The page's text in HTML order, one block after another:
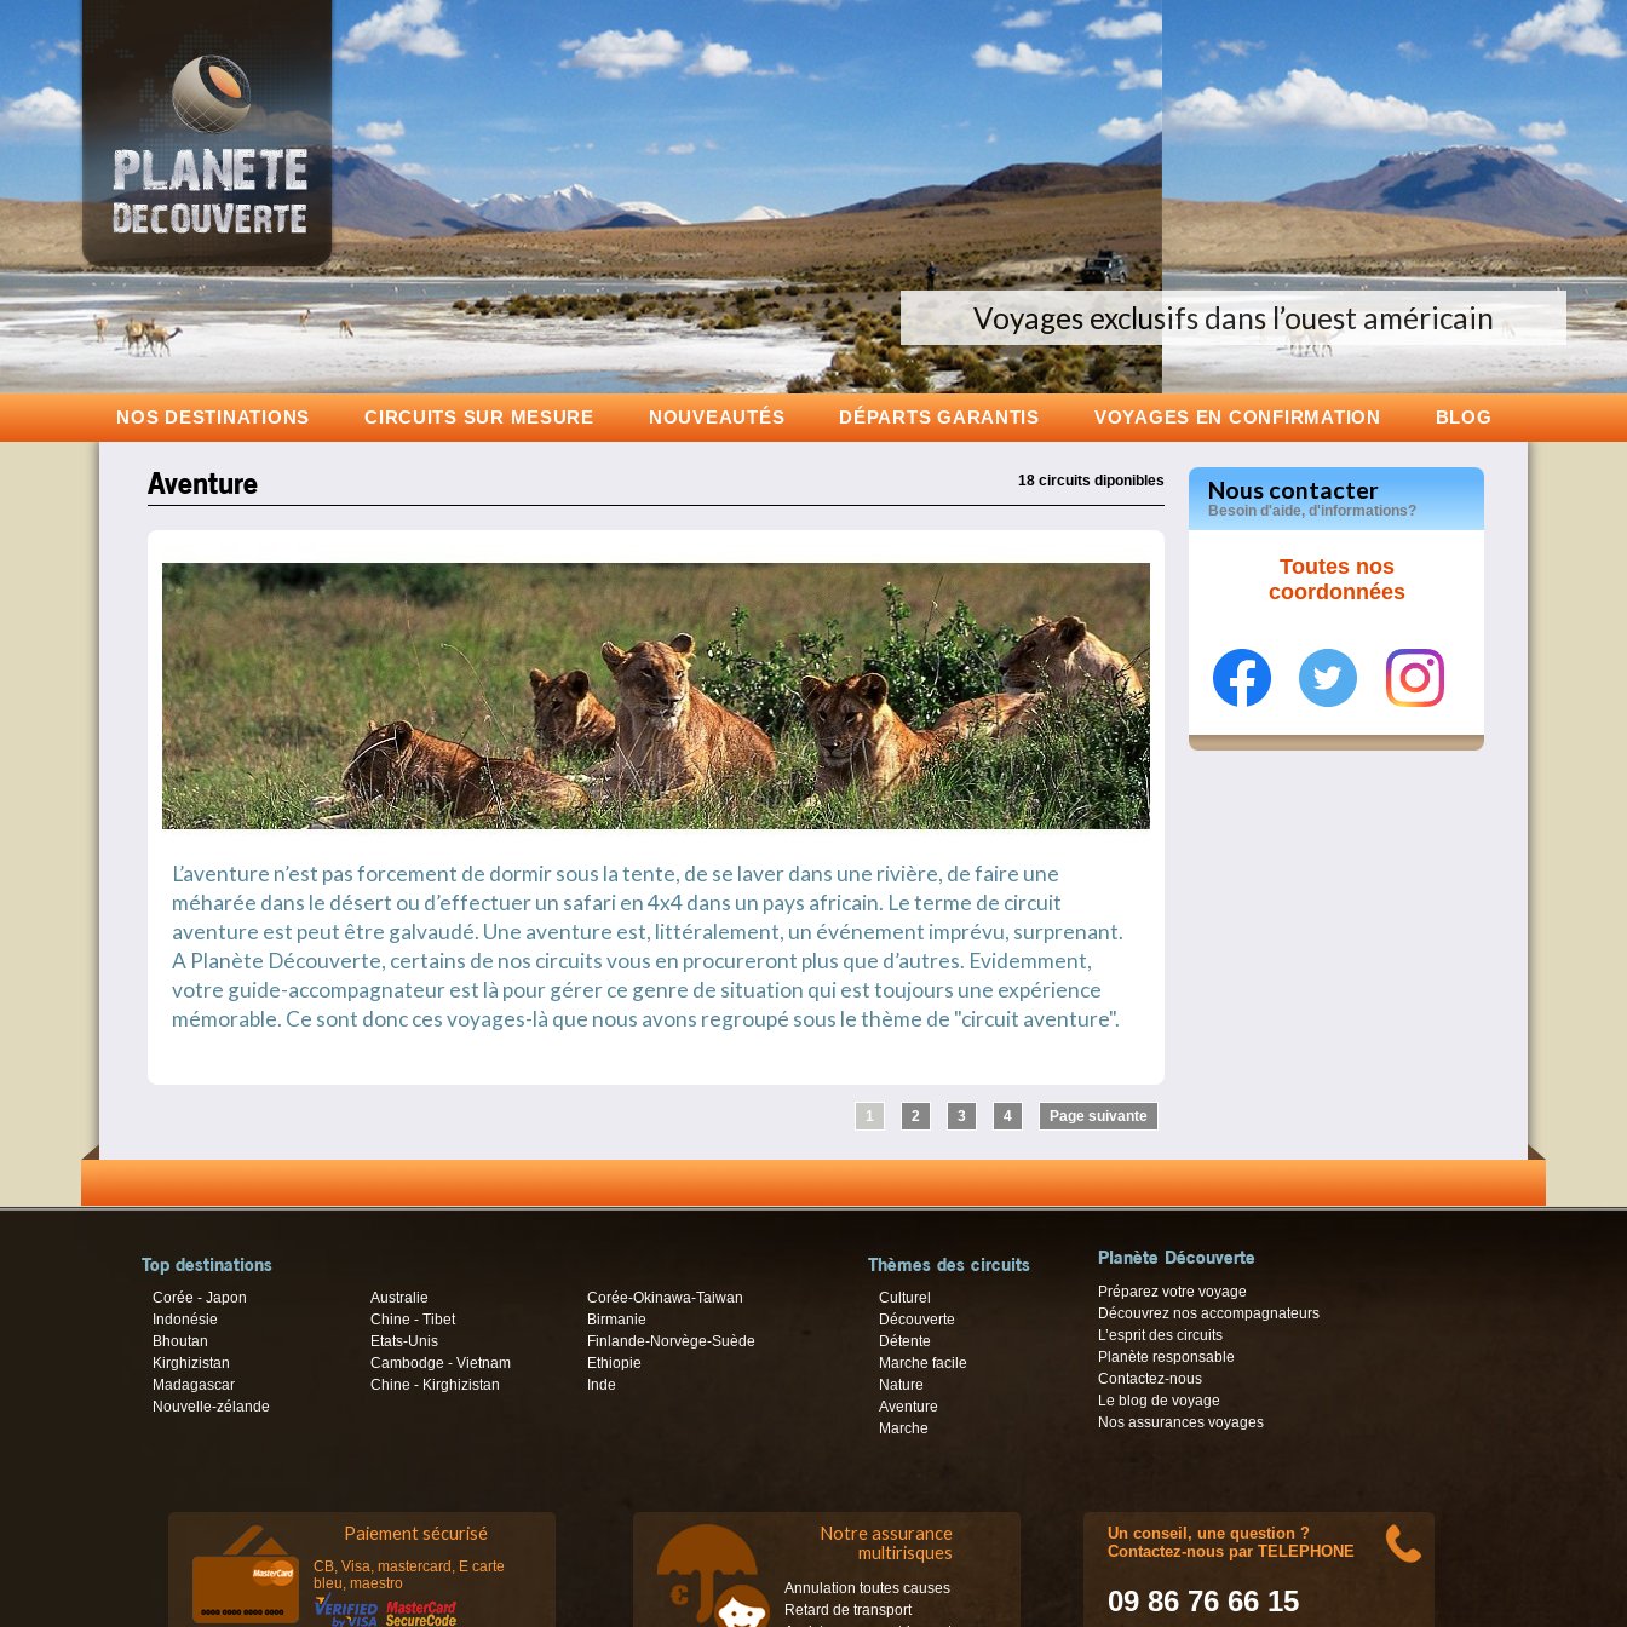
Groupe de 12 personnes maximum
Des groupes de 6 à 12 personnes
Voyages exclusifs dans l’ouest américain
NOS DESTINATIONS CIRCUITS SUR MESURE NOUVEAUTÉS DÉPARTS GARANTIS VOYAGES EN CONFIRMATION BLOG
Aventure 18 circuits diponibles
L’aventure n’est pas forcement de dormir sous la tente, de se laver dans une rivière, de faire une
méharée dans le désert ou d’effectuer un safari en 4x4 dans un pays africain. Le terme de circuit
aventure est peut être galvaudé. Une aventure est, littéralement, un événement imprévu, surprenant.
A Planète Découverte, certains de nos circuits vous en procureront plus que d’autres. Evidemment,
votre guide-accompagnateur est là pour gérer ce genre de situation qui est toujours une expérience
mémorable. Ce sont donc ces voyages-là que nous avons regroupé sous le thème de "circuit aventure".
1 2 3 4 Page suivante
Nous contacter
Besoin d'aide, d'informations?
Toutes nos
coordonnées
Top destinations
Corée - Japon Australie
Corée-Okinawa-Taiwan
Indonésie
Chine - Tibet
Birmanie
Bhoutan
Etats-Unis
Finlande-Norvège-Suède
Kirghizistan
Cambodge - Vietnam
Ethiopie
Madagascar
Chine - Kirghizistan
Inde
Nouvelle-zélande
Thèmes des circuits
Culturel
Découverte
Détente
Marche facile
Nature
Aventure
Marche
Planète Découverte
Préparez votre voyage
Découvrez nos accompagnateurs
L’esprit des circuits
Planète responsable
Contactez-nous
Le blog de voyage
Nos assurances voyages
Paiement sécurisé
CB, Visa, mastercard, E carte
bleu, maestro
Notre assurance
multirisques
Annulation toutes causes
Retard de transport
Un conseil, une question ?
Contactez-nous par TELEPHONE
09 86 76 66 15